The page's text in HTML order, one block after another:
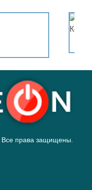
права защищены.